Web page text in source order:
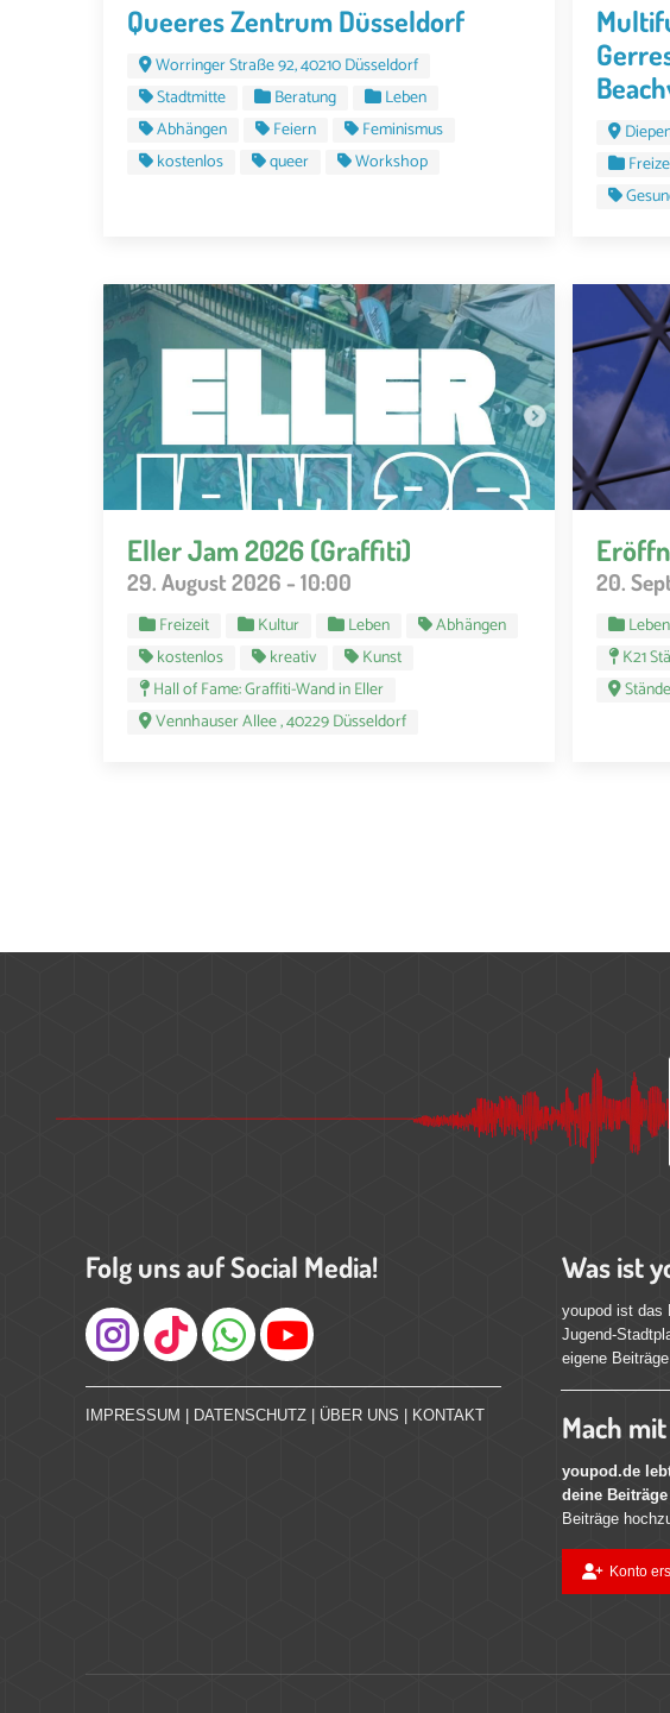
Queeres Zentrum Düsseldorf
Worringer Straße 92, 40210 Düsseldorf
Stadtmitte
Beratung
Leben
Abhängen
Feiern
Feminismus
kostenlos
queer Workshop
Eller Jam 2026 (Graffiti)
29. August 2026 - 10:00
Freizeit Kultur Leben
Abhängen
kostenlos
kreativ
Kunst
Hall of Fame: Graffiti-Wand in Eller
Vennhauser Allee , 40229 Düsseldorf
20.
Leben
K21
Folg uns auf Social Media!
Instagram
IMPRESSUM DATENSCHUTZ ÜBER UNS KONTAKT
Was ist
youpod ist das
Jugend-
eigene
Mach
youpod.de
deine
Beiträge
Konto